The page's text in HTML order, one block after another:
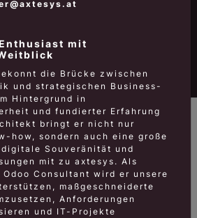
Alphabetisch
mit
die Brücke zwischen
und strategischen Business-
Hintergrund in
und fundierter Erfahrung
bringt er nicht nur
how, sondern auch eine große
Souveränität und
mit zu axtesys. Als
Consultant wird er unsere
maßgeschneiderte
Anforderungen
und IT-Projekte